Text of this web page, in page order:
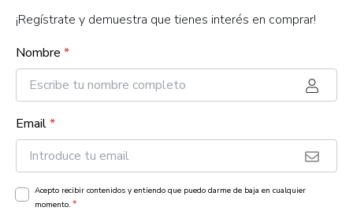
¡Regístrate y demuestra que tienes interés en comprar!
Nombre *
Email*
Acepto recibir contenidos y entiendo que puedo darme de baja en cualquier
momento. *